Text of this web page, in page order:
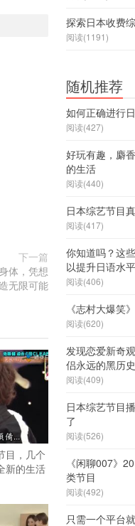
下一篇
体，凭想
无限可能
目，几个
新的生活
探索日本收费
阅读(1191)
随机推荐
如何正确进行
阅读(427)
好玩有趣，麝
的生活
阅读(440)
日本综艺节目
阅读(417)
你知道吗？这
以提升日语水平
阅读(406)
《志村大爆笑
阅读(620)
发现恋爱新奇
侣永远的黑历
阅读(409)
日本综艺节目
了
阅读(526)
《闲聊007》
类节目
阅读(492)
只需一个平台